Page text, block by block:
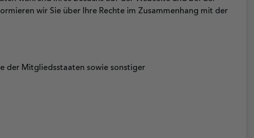
wir Sie über Ihre Rechte im Zusammenhang mit der
der Mitgliedsstaaten sowie sonstiger